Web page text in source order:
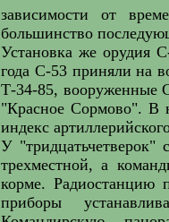
зависимости от
большинство
Установка же орудия
года С-53 приняли на
Т-34-85, вооруженные
"Красное Сормово". В
индекс
У
трехместной, а
корме. Радиостанцию
приборы